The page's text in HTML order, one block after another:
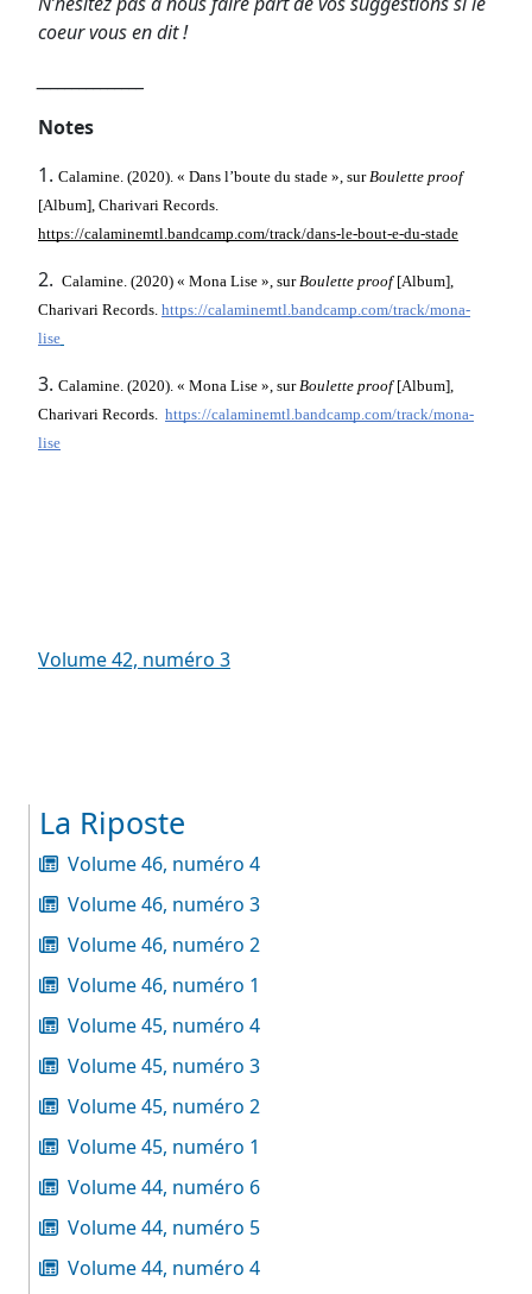
coeur vous en dit !
Notes
1. Calamine. (2020). « Dans l’boute du stade », sur
Boulette proof
https://calaminemtl.bandcamp.com/track/dans-le-bout-e-du-stade
2. Calamine. (2020) « Mona Lise », sur Boulette proof [Album],
Charivari Records. https://calaminemtl.bandcamp.com/track/mona-
lise
3. Calamine. (2020). « Mona Lise », sur Boulette proof [Album],
Charivari Records. https://calaminemtl.bandcamp.com/track/mona-
lise
Volume 42, numéro 3
La Riposte
Volume 46, numéro 4
Volume 46, numéro 3
Volume 46, numéro 2
Volume 46, numéro 1
Volume 45, numéro 4
Volume 45, numéro 3
Volume 45, numéro 2
Volume 45, numéro 1
Volume 44, numéro 6
Volume 44, numéro 5
Volume 44, numéro 4